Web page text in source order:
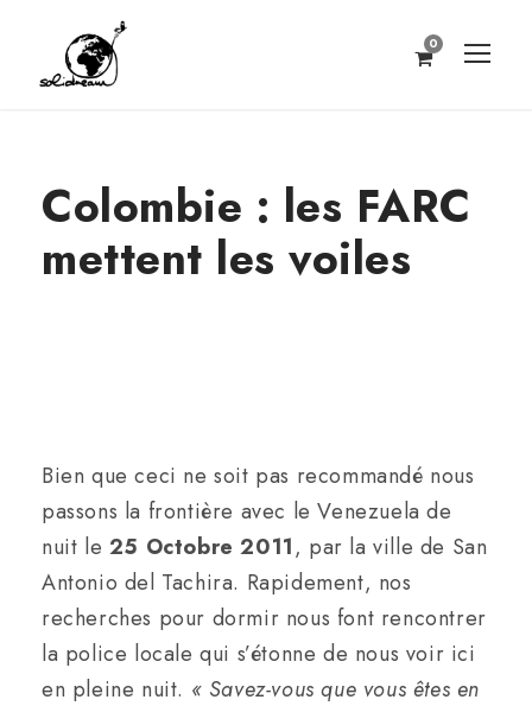
0
Colombie : les FARC
mettent les voiles
Bien que ceci ne soit pas recommandé nous
passons la frontière avec le Venezuela de
nuit le 25 Octobre 2011, par la ville de San
Antonio del Tachira. Rapidement, nos
recherches pour dormir nous font rencontrer
la police locale qui s’étonne de nous voir ici
en pleine nuit. « Savez-vous que vous êtes en